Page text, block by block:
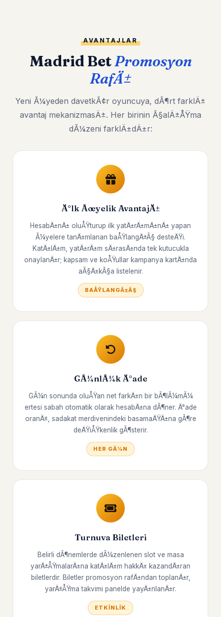
AVANTAJLAR
Madrid BetPromosyon
RafÄ±
Yeni Ã¼yeden davetkÃ¢r oyuncuya, dÃ¶rt farklÄ±
avantaj mekanizmasÄ±. Her birinin Ã§alÄ±ÅŸma
dÃ¼zeni farklÄ±dÄ±r:
Ä°lk Ãœyelik AvantajÄ±
HesabÄ±nÄ± oluÅŸturup ilk yatÄ±rÄ±mÄ±nÄ± yapan
Ã¼yelere tanÄ±mlanan baÅŸlangÄ±Ã§ desteÄŸi.
KatÄ±lÄ±m, yatÄ±rÄ±m sÄ±rasÄ±nda tek kutucukla
onaylanÄ±r; kapsam ve koÅŸullar kampanya kartÄ±nda
aÃ§Ä±kÃ§a listelenir.
BAÅŸLANGÄ±Ã§
GÃ¼nlÃ¼k Ä°ade
GÃ¼n sonunda oluÅŸan net farkÄ±n bir bÃ¶lÃ¼mÃ¼
ertesi sabah otomatik olarak hesabÄ±na dÃ¶ner. Ä°ade
oranÄ±, sadakat merdivenindeki basamaÄŸÄ±na gÃ¶re
deÄŸiÅŸkenlik gÃ¶sterir.
HER GÃ¼N
Turnuva Biletleri
Belirli dÃ¶nemlerde dÃ¼zenlenen slot ve masa
yarÄ±ÅŸmalarÄ±na katÄ±lÄ±m hakkÄ± kazandÄ±ran
biletlerdir. Biletler promosyon rafÄ±ndan toplanÄ±r,
yarÄ±ÅŸma takvimi panelde yayÄ±nlanÄ±r.
ETKINLIK